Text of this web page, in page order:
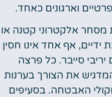
וארגונים כאחד.
אלקטרוני קטנה או
אף אחד אינו חסין
סייבר. כל פרצה
את הצורך בערנות
האבטחה. בסעיפים